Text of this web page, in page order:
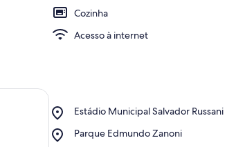
Cozinha
Acesso à internet
Estádio Municipal Salvador Russani
Place,
Municipal
Parque Edmundo Zanoni
Place,